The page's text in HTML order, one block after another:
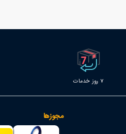
7 روز خدمات
مجوزها